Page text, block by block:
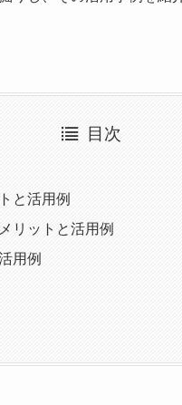
目次
と活用例
リットと活用例
用例